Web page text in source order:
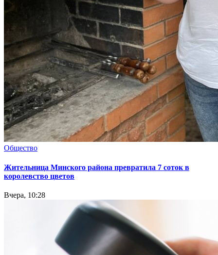
Общество
Жительница Минского района превратила 7 соток в
королевство цветов
Вчера, 10:28